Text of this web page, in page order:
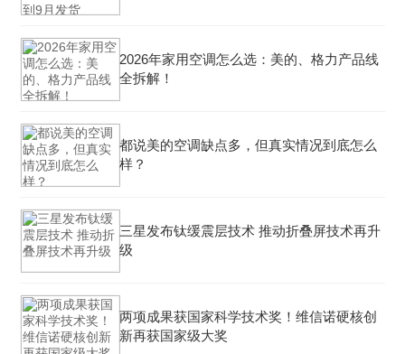
2026年家用空调怎么选：美的、格力产品线
全拆解！
都说美的空调缺点多，但真实情况到底怎么
样？
三星发布钛缓震层技术 推动折叠屏技术再升
级
两项成果获国家科学技术奖！维信诺硬核创
新再获国家级大奖